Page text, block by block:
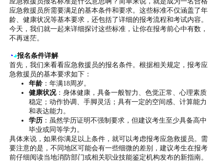
应急救援员所需要满足的基本条件和要求。这些标准不仅涵盖了年
龄、健康状况等基本要求，还包括了详细的报考流程和考试内容。
今天，我们就一起来详细探讨这些标准，让你在报考前心中有数，
不再迷茫。
◔◕报名条件详解
首先，我们来看看应急救援员的报名条件。根据相关规定，报考应
急救援员的基本要求如下：
年龄：年满18周岁。
健康状况：身体健康，具备一般智力、色觉正常、心理素质
稳定；动作协调、手脚灵活；具有一定的空间感、计算能力
和表达能力。
学历 ：虽然学历证明不强制要求，但建议考生至少具备高中
毕业或同等学力。
具体来说，如果你满足以上条件，就可以考虑报考应急救援员。需
要注意的是，不同地区可能会有一些细微的差别，建议考生在报考
前仔细阅读当地消防部门或相关职业技能鉴定机构发布的新指南。